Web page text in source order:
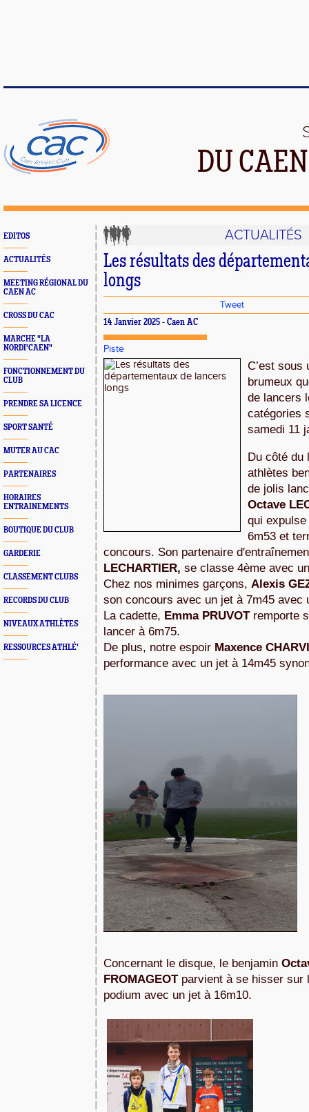
DU
EDITOS
ACTUALITÉS
MEETING RÉGIONAL DU
CAEN AC
CROSS DU CAC
MARCHE "LA
NORDI'CAEN"
FONCTIONNEMENT DU
CLUB
PRENDRE SA LICENCE
SPORT SANTÉ
MUTER AU CAC
PARTENAIRES
HORAIRES
ENTRAINEMENTS
BOUTIQUE DU CLUB
GARDERIE
CLASSEMENT CLUBS
RECORDS DU CLUB
NIVEAUX ATHLÈTES
RESSOURCES ATHLÉ'
ACTUALITÉS
Les résultats des
longs
Tweet
14 Janvier 2025 - Caen AC
Piste
C’est sous
brumeux
de lancers
catégories
samedi 11
Du côté du
athlètes
Octave
qui
6m53 et
concours. Son partenaire
LECHARTIER, se classe 4ème avec
Chez nos minimes garçons, Alexis
son concours avec un jet à 7m45 avec
La cadette, Emma PRUVOT remporte
lancer à 6m75.
De plus, notre espoir Maxence
performance avec un jet à 14m45
Concernant le disque, le benjamin
FROMAGEOT parvient à se hisser sur
podium avec un jet à 16m10.